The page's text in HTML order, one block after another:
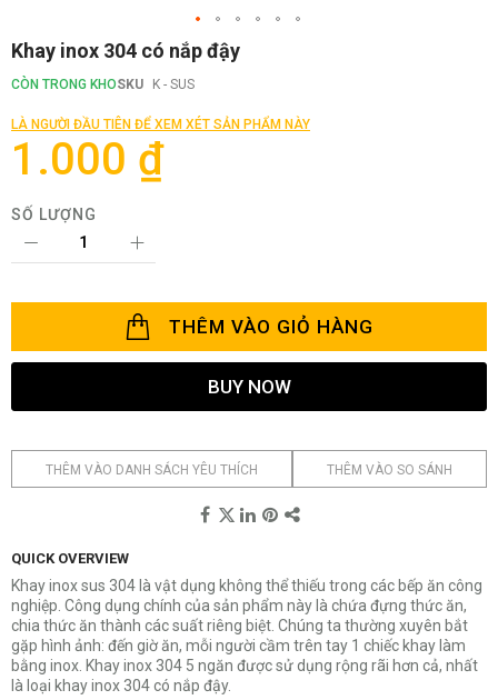
Chuyển
đến
phần
của
thư
hình
Khay inox 304 có nắp đậy
CÒN TRONG KHOSKU K - SUS
LÀ NGƯỜI ĐẦU TIÊN ĐỂ XEM XÉT SẢN PHẨM NÀY
1.000 ₫
SỐ LƯỢNG
THÊM VÀO GIỎ HÀNG
BUY NOW
THÊM VÀO DANH SÁCH YÊU THÍCH THÊM VÀO SO SÁNH
QUICK OVERVIEW
Khay inox sus 304 là vật dụng không thể thiếu trong các bếp ăn công
nghiệp. Công dụng chính của sản phẩm này là chứa đựng thức ăn,
chia thức ăn thành các suất riêng biệt. Chúng ta thường xuyên bắt
gặp hình ảnh: đến giờ ăn, mỗi người cầm trên tay 1 chiếc khay làm
bằng inox. Khay inox 304 5 ngăn được sử dụng rộng rãi hơn cả, nhất
là loại khay inox 304 có nắp đậy.